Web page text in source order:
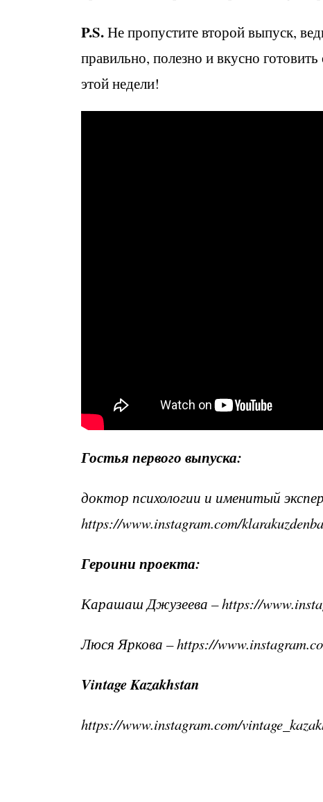
P.S.Не пропустите второй выпуск,
правильно, полезно и вкусно
этой недели!
Гостья первого выпуска:
доктор психологии и именитый
https://www.instagram.com/
Героини проекта:
Карашаш Джузеева – https://
Люся Яркова – https://
Vintage Kazakhstan
https://www.instagram.com/